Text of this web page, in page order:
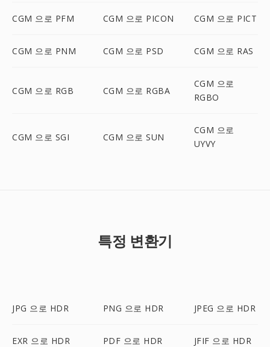
CGM 으로 PFM CGM 으로 PICON CGM 으로 PICT
CGM 으로 PNM CGM 으로 PSD CGM 으로 RAS
CGM 으로 RGB CGM 으로 RGBA
CGM 으로
RGBO
CGM 으로 SGI CGM 으로 SUN
CGM 으로
UYVY
특정 변환기
JPG 으로 HDR PNG 으로 HDR JPEG 으로 HDR
EXR 으로 HDR PDF 으로 HDR JFIF 으로 HDR